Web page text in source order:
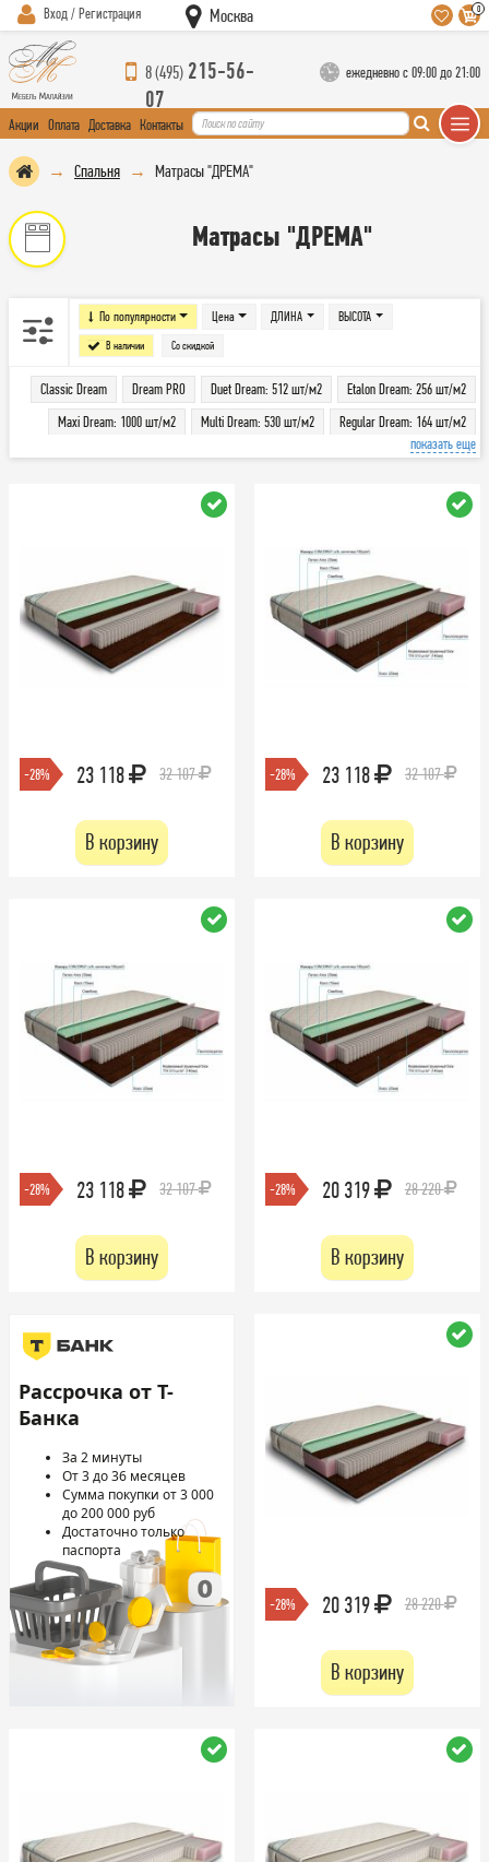
Вход / Регистрация Москва 0
8 (495) 215-56-
07
ежедневно с 09:00 до 21:00
Акции Оплата Доставка Контакты
Спальня Матрасы "ДРЕМА"
Матрасы "ДРЕМА"
По популярности Цена
В наличии Со скидкой
ДЛИНА ВЫСОТА
Classic Dream Dream PRO Duet Dream: 512 шт/м2
Etalon Dream: 256 шт/м2
Maxi Dream: 1000 шт/м2
Multi Dream: 530 шт/м2
Regular Dream: 164 шт/м2
показать еще
-28% 23 118 32 107
В корзину
-28% 23 118 32 107
В корзину
-28% 23 118 32 107
В корзину
-28% 20 319 28 220
В корзину
Рассрочка от Т-
Банка
За 2 минуты
От 3 до 36 месяцев
Сумма покупки от 3 000
до 200 000 руб
Достаточно только
паспорта
-28% 20 319 28 220
В корзину